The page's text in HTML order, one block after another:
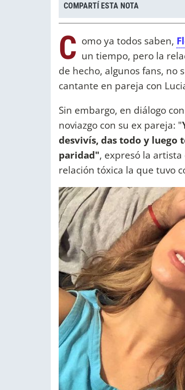
COMPARTÍ ESTA NOTA
C omo ya todos saben,
un tiempo, pero la
de hecho, algunos fans, no
cantante en pareja con
Sin embargo, en diálogo
noviazgo con su ex pareja: "
desvivís, das todo y luego
paridad", expresó la
relación tóxica la que tuvo